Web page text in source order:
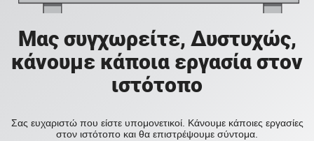
Μας συγχωρείτε, Δυστυχώς,
κάνουμε κάποια εργασία στον
ιστότοπο
Σας ευχαριστώ που είστε υπομονετικοί. Κάνουμε κάποιες εργασίες
στον ιστότοπο και θα επιστρέψουμε σύντομα.